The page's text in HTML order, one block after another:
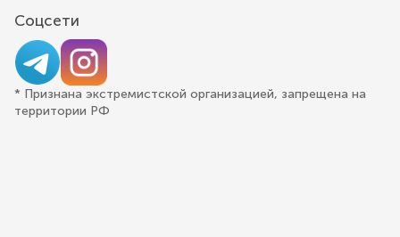
Соцсети
* Признана экстремистской организацией, запрещена на
территории РФ